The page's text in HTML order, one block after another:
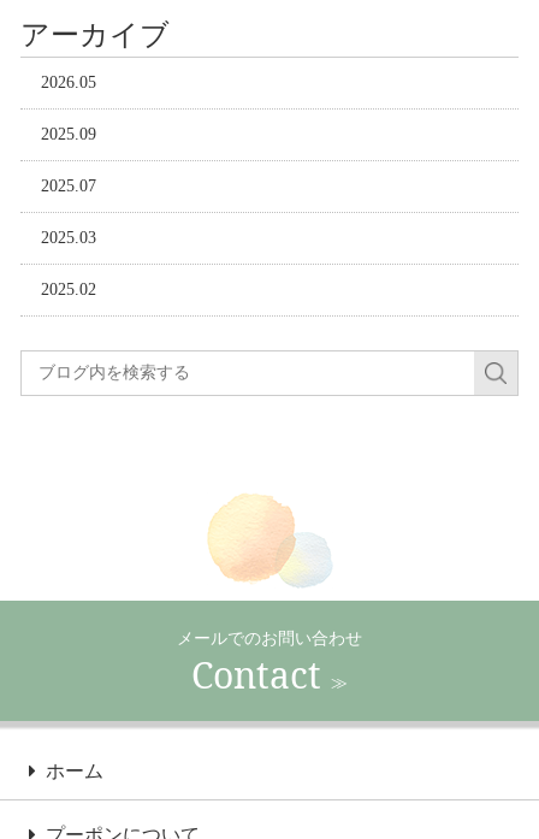
アーカイブ
2026.05
2025.09
2025.07
2025.03
2025.02
メールでのお問い合わせ
Contact ≫
ホーム
プーポンについて